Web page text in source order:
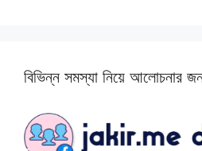
বিভিন্ন সমস্যা নিয়ে আলোচনার